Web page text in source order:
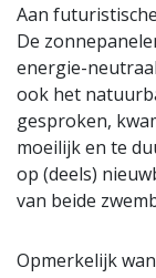
Aan
De
energie-
ook het
gesproken,
moeilijk en te
op (deels)
van beide
Opmerkelijk